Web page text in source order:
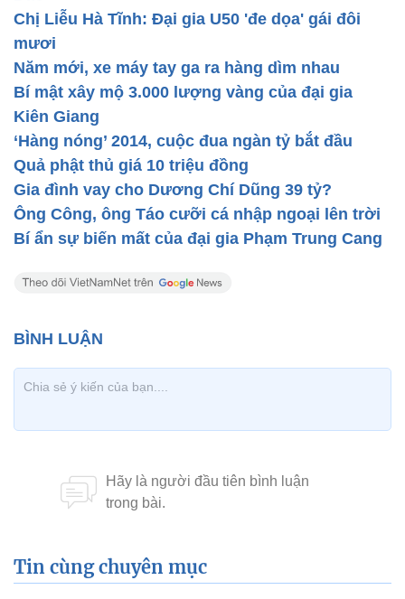
Chị Liễu Hà Tĩnh: Đại gia U50 'đe dọa' gái đôi
mươi
Năm mới, xe máy tay ga ra hàng dìm nhau
Bí mật xây mộ 3.000 lượng vàng của đại gia
Kiên Giang
‘Hàng nóng’ 2014, cuộc đua ngàn tỷ bắt đầu
Quả phật thủ giá 10 triệu đồng
Gia đình vay cho Dương Chí Dũng 39 tỷ?
Ông Công, ông Táo cưỡi cá nhập ngoại lên trời
Bí ẩn sự biến mất của đại gia Phạm Trung Cang
Tin cùng chuyên mục